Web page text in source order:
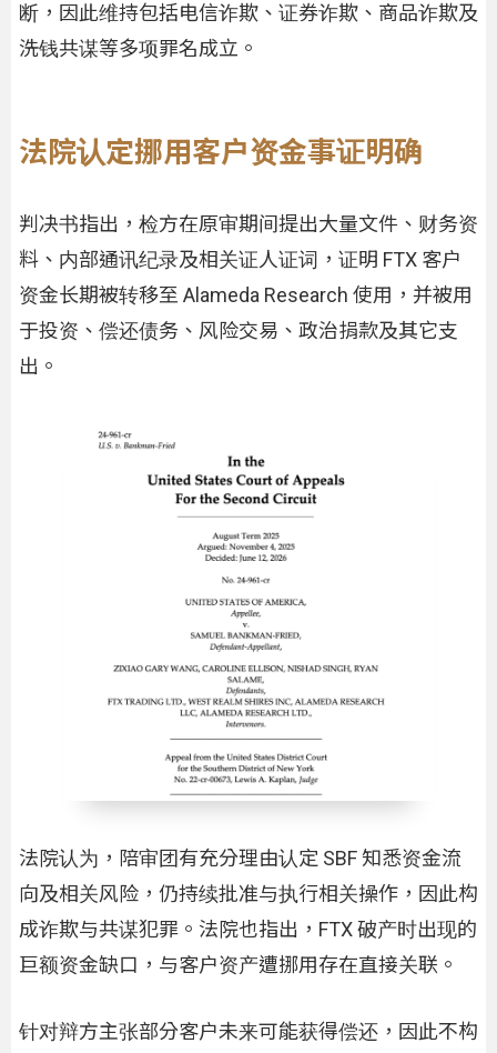
断，因此维持包括电信诈欺、证券诈欺、商品诈欺及
洗钱共谋等多项罪名成立。
法院认定挪用客户资金事证明确
判决书指出，检方在原审期间提出大量文件、财务资
料、内部通讯纪录及相关证人证词，证明 FTX 客户
资金长期被转移至 Alameda Research 使用，并被用
于投资、偿还债务、风险交易、政治捐款及其它支
出。
法院认为，陪审团有充分理由认定 SBF 知悉资金流
向及相关风险，仍持续批准与执行相关操作，因此构
成诈欺与共谋犯罪。法院也指出，FTX 破产时出现的
巨额资金缺口，与客户资产遭挪用存在直接关联。
针对辩方主张部分客户未来可能获得偿还，因此不构